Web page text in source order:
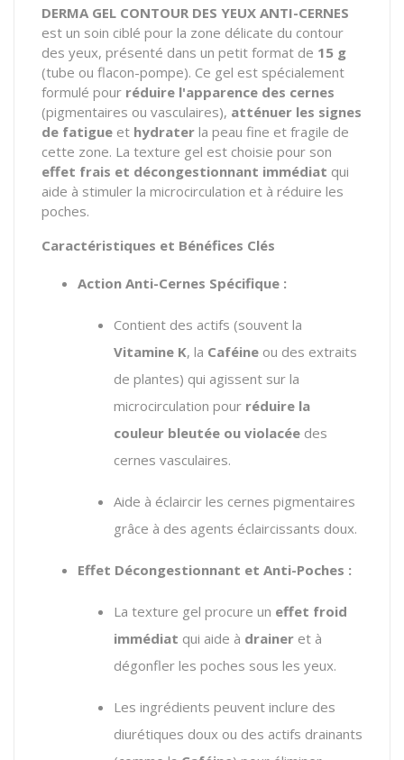
DERMA GEL CONTOUR DES YEUX ANTI-CERNES
est un soin ciblé pour la zone délicate du contour
des yeux, présenté dans un petit format de 15 g
(tube ou flacon-pompe). Ce gel est spécialement
formulé pour réduire l'apparence des cernes
(pigmentaires ou vasculaires), atténuer les signes
de fatigue et hydrater la peau fine et fragile de
cette zone. La texture gel est choisie pour son
effet frais et décongestionnant immédiat qui
aide à stimuler la microcirculation et à réduire les
poches.
Caractéristiques et Bénéfices Clés
Action Anti-Cernes Spécifique :
Contient des actifs (souvent la
Vitamine K, la Caféine ou des extraits
de plantes) qui agissent sur la
microcirculation pour réduire la
couleur bleutée ou violacée des
cernes vasculaires.
Aide à éclaircir les cernes pigmentaires
grâce à des agents éclaircissants doux.
Effet Décongestionnant et Anti-Poches :
La texture gel procure un effet froid
immédiat qui aide à drainer et à
dégonfler les poches sous les yeux.
Les ingrédients peuvent inclure des
diurétiques doux ou des actifs drainants